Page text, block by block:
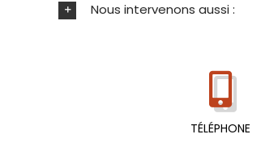
Nous intervenons aussi :
TÉLÉPHONE